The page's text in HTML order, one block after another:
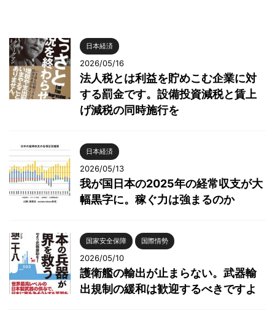
日本経済
2026/05/16
法人税とは利益を貯めこむ企業に対
する罰金です。設備投資減税と賃上
げ減税の同時施行を
日本経済
2026/05/13
我が国日本の2025年の経常収支が大
幅黒字に。稼ぐ力は強まるのか
国家安全保障 国際情勢
2026/05/10
護衛艦の輸出が止まらない。武器輸
出規制の緩和は歓迎するべきですよ